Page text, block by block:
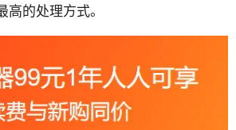
的处理方式。